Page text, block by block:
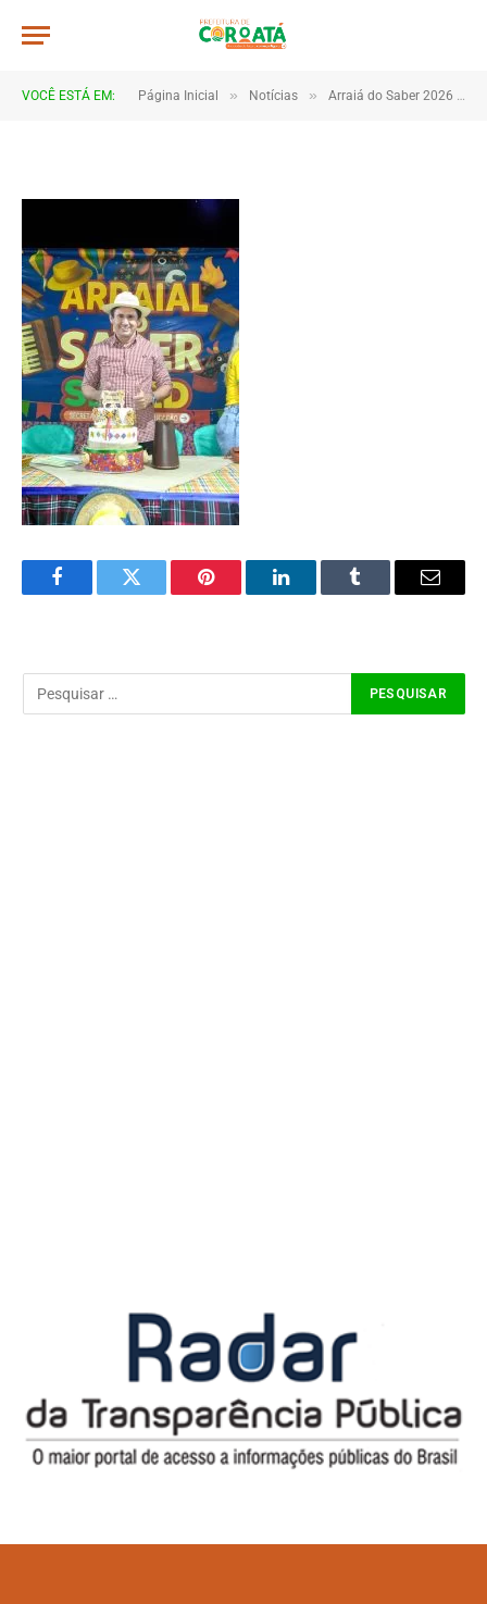
VOCÊ ESTÁ EM: Página Inicial » Notícias » Arraiá do Saber 2026 tem início no Macropolo Pau de Estopa com celebração da cultura e da educação
DSC_5451
FacebookTwitter Pinterest LinkedInTumblr Email